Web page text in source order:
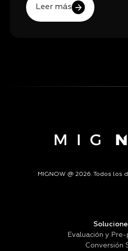
Leer más
MIGNOW @ 2026. Todos los
Evaluación y
Conversión